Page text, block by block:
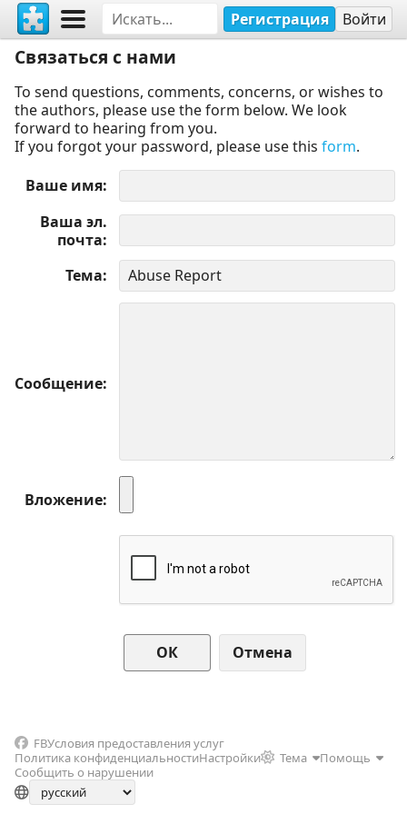
Регистрация Войти
Связаться с нами
To send questions, comments, concerns, or wishes to
the authors, please use the form below. We look
forward to hearing from you.
If you forgot your password, please use this form.
Ваше имя
Ваша эл.
почта
Тема
Сообщение
Вложение
Отмена
FBУсловия предоставления услуг
Политика конфиденциальностиНастройки Тема
Помощь
Сообщить о нарушении